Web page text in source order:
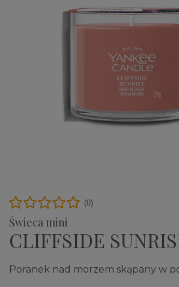
Świeca mini
CLIFFSIDE
(0)
Poranek nad morzem skąpany w